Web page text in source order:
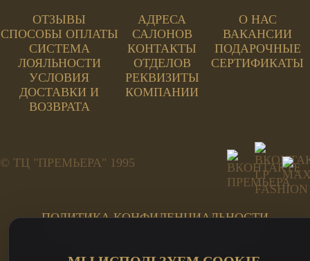
ОТЗЫВЫ
СПОСОБЫ ОПЛАТЫ
СИСТЕМА
ЛОЯЛЬНОСТИ
УСЛОВИЯ
ДОСТАВКИ И
ВОЗВРАТА
АДРЕСА
САЛОНОВ
КОНТАКТЫ
ОТДЕЛОВ
РЕКВИЗИТЫ
КОМПАНИИ
О НАС
ВАКАНСИИ
ПОДАРОЧНЫЕ
СЕРТИФИКАТЫ
© ТЦ "ПРЕМЬЕРА" 1995
ПОЛИТИКА КОНФИДЕНЦИАЛЬНОСТИ